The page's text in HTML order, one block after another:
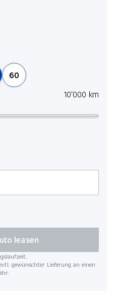
60
10'000 km
gewünschter Lieferung an einen
leasen